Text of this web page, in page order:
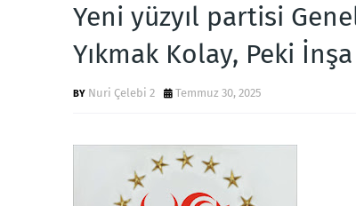
Yeni yüzyıl partisi
Yıkmak Kolay, Peki
Nuri Çelebi 2 Temmuz 30, 2025